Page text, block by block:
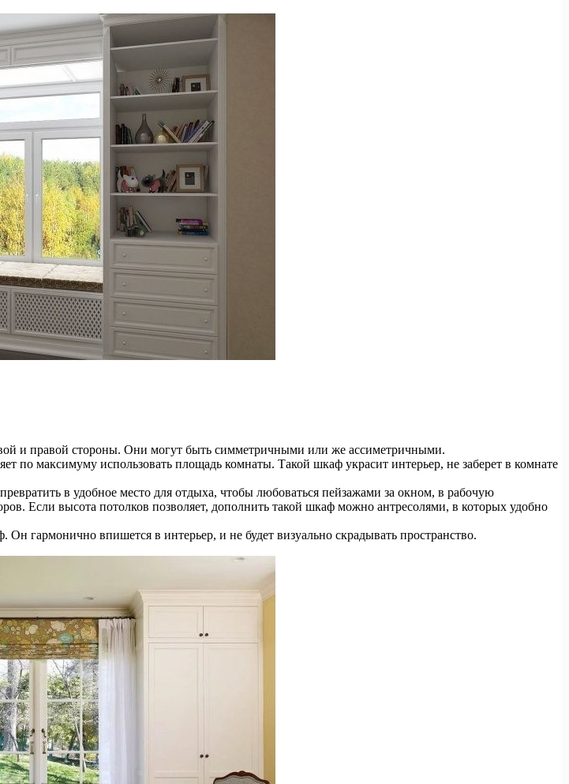
и правой стороны. Они могут быть симметричными или же ассиметричными.
по максимуму использовать площадь комнаты. Такой шкаф украсит интерьер, не заберет в комнате
в удобное место для отдыха, чтобы любоваться пейзажами за окном, в рабочую
Если высота потолков позволяет, дополнить такой шкаф можно антресолями, в которых удобно
гармонично впишется в интерьер, и не будет визуально скрадывать пространство.